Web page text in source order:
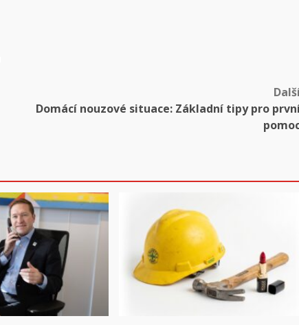
Domácí nouzové situace: Základní tipy pro